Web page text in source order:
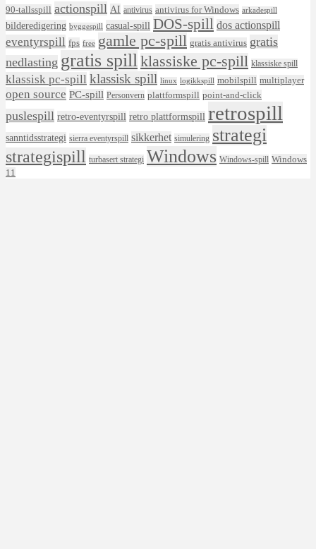
90-tallsspill actionspill AI antivirus antivirus for Windows arkadespill
bilderedigering byggespill casual-spill DOS-spill dos actionspill
eventyrspill fps free gamle pc-spill gratis antivirus gratis
nedlasting gratis spillklassiske pc-spill klassiske spill
klassisk pc-spill klassisk spill linux logikkspill mobilspill multiplayer
open source PC-spill Personvern plattformspill point-and-click
puslespill retro-eventyrspill retro plattformspill retrospill
sanntidsstrategi sierra eventyrspill sikkerhet simulering strategi
strategispill turbasert strategi Windows Windows-spill Windows
11